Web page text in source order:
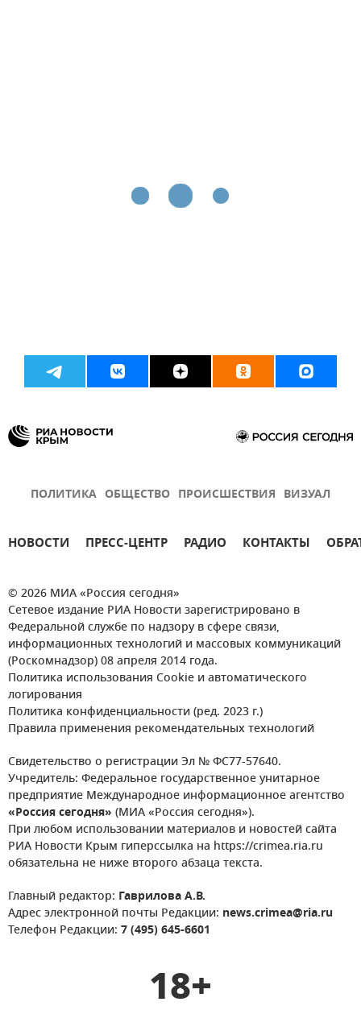
ПОЛИТИКА ОБЩЕСТВО ПРОИСШЕСТВИЯ ВИЗУАЛ
НОВОСТИ ПРЕСС-ЦЕНТР РАДИО КОНТАКТЫ
© 2026 МИА «Россия сегодня»
Сетевое издание РИА Новости зарегистрировано в
Федеральной службе по надзору в сфере связи,
информационных технологий и массовых коммуникаций
(Роскомнадзор) 08 апреля 2014 года.
Политика использования Cookie и автоматического
логирования
Политика конфиденциальности (ред. 2023 г.)
Правила применения рекомендательных технологий
Свидетельство о регистрации Эл № ФС77-57640.
Учредитель: Федеральное государственное унитарное
предприятие Международное информационное агентство
«Россия сегодня» (МИА «Россия сегодня»).
При любом использовании материалов и новостей сайта
РИА Новости Крым гиперссылка на https://crimea.ria.ru
обязательна не ниже второго абзаца текста.
Главный редактор: Гаврилова А.В.
Адрес электронной почты Редакции: news.crimea@ria.ru
Телефон Редакции: 7 (495) 645-6601
18+